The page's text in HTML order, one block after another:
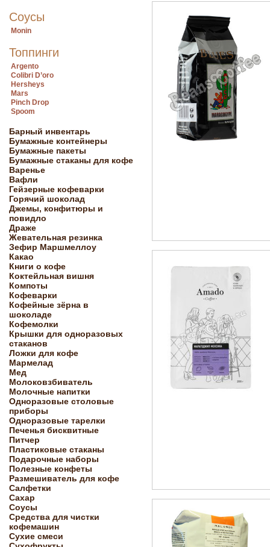
Соусы
Monin
Топпинги
Argento
Colibri D’oro
Hersheys
Mars
Pinch Drop
Spoom
Барный инвентарь
Бумажные контейнеры
Бумажные пакеты
Бумажные стаканы для кофе
Варенье
Вафли
Гейзерные кофеварки
Горячий шоколад
Джемы, конфитюры и
повидло
Драже
Жевательная резинка
Зефир Маршмеллоу
Какао
Книги о кофе
Коктейльная вишня
Компоты
Кофеварки
Кофейные зёрна в
шоколаде
Кофемолки
Крышки для одноразовых
стаканов
Ложки для кофе
Мармелад
Мед
Молоковзбиватель
Молочные напитки
Одноразовые столовые
приборы
Одноразовые тарелки
Печенья бисквитные
Питчер
Пластиковые стаканы
Подарочные наборы
Полезные конфеты
Размешиватель для кофе
Салфетки
Сахар
Соусы
Средства для чистки
кофемашин
Сухие смеси